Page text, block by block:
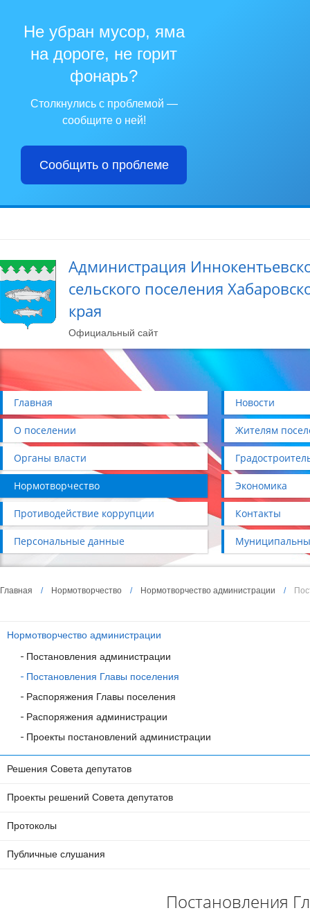
Не убран мусор, яма
на дороге, не горит
фонарь?
Столкнулись с проблемой —
сообщите о ней!
Сообщить о проблеме
Администрация
сельского поселения
края
Официальный сайт
Главная Новости
О поселении Жителям
Органы власти
Нормотворчество Экономика
Противодействие коррупции Контакты
Персональные данные
Главная / Нормотворчество / Нормотворчество администрации /
Нормотворчество администрации
Постановления администрации
Постановления Главы поселения
Распоряжения Главы поселения
Распоряжения администрации
Проекты постановлений администрации
Решения Совета депутатов
Проекты решений Совета депутатов
Протоколы
Публичные слушания
Постановления